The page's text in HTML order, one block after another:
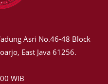
Asri No.46-48 Block
East Java 61256.
WIB